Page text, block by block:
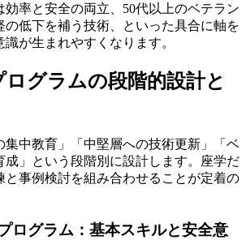
効率と安全の両立、50代以上のベテラン
の低下を補う技術、といった具合に軸を
が生まれやすくなります。
グラムの段階的設計と
集中教育」「中堅層への技術更新」「ベ
成」という段階別に設計します。座学だ
と事例検討を組み合わせることが定着の
ログラム：基本スキルと安全意